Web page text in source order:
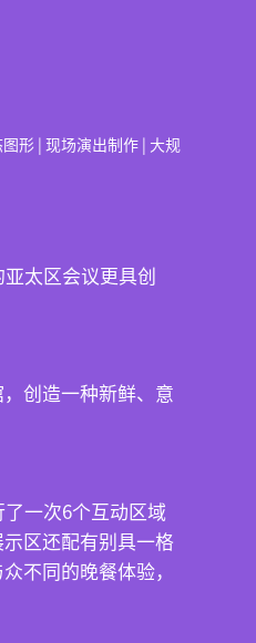
形 | 现场演出制作 | 大规
太区会议更具创
创造一种新鲜、意
一次6个互动区域
区还配有别具一格
不同的晚餐体验，